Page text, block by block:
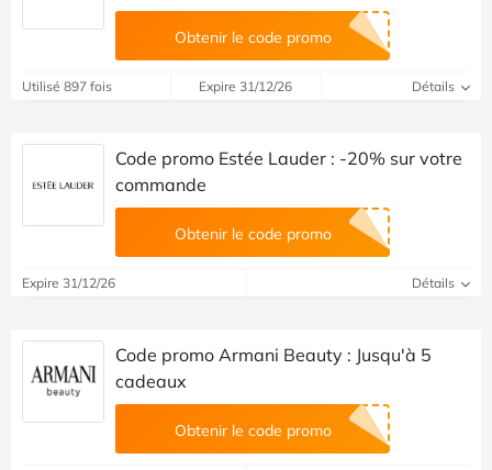
Obtenir le code promo
Utilisé 897 fois Expire 31/12/26 Détails
Code promo Estée Lauder : -20% sur votre
commande
Obtenir le code promo
Expire 31/12/26 Détails
Code promo Armani Beauty : Jusqu'à 5
cadeaux
Obtenir le code promo